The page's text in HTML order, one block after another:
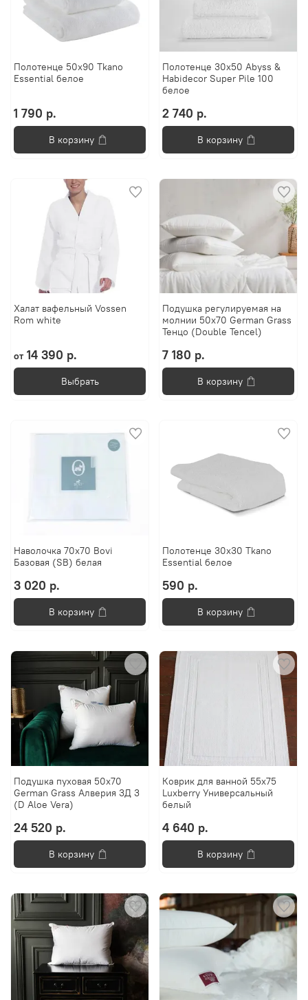
Полотенце 50х90 Tkano
Essential белое
1 790 р.
В корзину
Полотенце 30x50 Abyss &
Habidecor Super Pile 100
белое
2 740 р.
В корзину
Халат вафельный Vossen
Rom white
от 14 390 р.
Выбрать
Подушка регулируемая на
молнии 50х70 German Grass
Тенцо (Double Tencel)
7 180 р.
В корзину
Наволочка 70х70 Bovi
Базовая (SB) белая
3 020 р.
В корзину
Полотенце 30х30 Tkano
Essential белое
590 р.
В корзину
Подушка пуховая 50х70
German Grass Алверия 3Д 3
(D Aloe Vera)
24 520 р.
В корзину
Коврик для ванной 55х75
Luxberry Универсальный
белый
4 640 р.
В корзину